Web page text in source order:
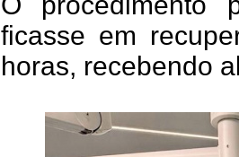
ficasse em
horas, recebendo